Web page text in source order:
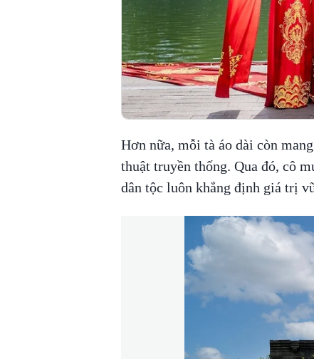
Hơn nữa, mỗi tà áo dài còn
thuật truyền thống. Qua đó, cô
dân tộc luôn khẳng định giá trị